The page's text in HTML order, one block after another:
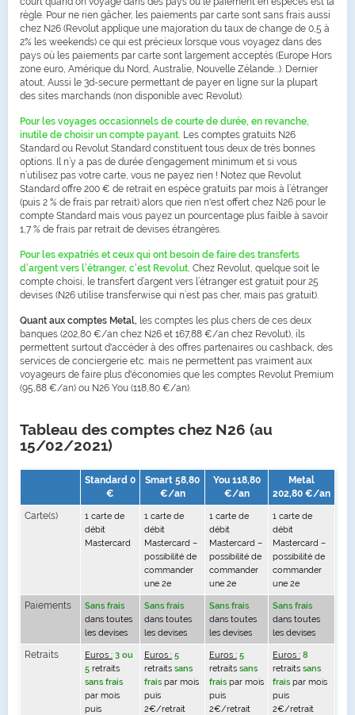
règle. Pour ne rien gâcher, les paiements par carte sont sans frais aussi
chez N26 (Revolut applique une majoration du taux de change de 0,5 à
2% les weekends) ce qui est précieux lorsque vous voyagez dans des
pays où les paiements par carte sont largement acceptés (Europe Hors
zone euro, Amérique du Nord, Australie, Nouvelle Zélande...). Dernier
atout, Aussi le 3d-secure permettant de payer en ligne sur la plupart
des sites marchands (non disponible avec Revolut).
Pour les voyages occasionnels de courte de durée, en revanche,
inutile de choisir un compte payant. Les comptes gratuits N26
Standard ou Revolut Standard constituent tous deux de très bonnes
options. Il n’y a pas de durée d’engagement minimum et si vous
n’utilisez pas votre carte, vous ne payez rien ! Notez que Revolut
Standard offre 200 € de retrait en espèce gratuits par mois à l’étranger
(puis 2 % de frais par retrait) alors que rien n'est offert chez N26 pour le
compte Standard mais vous payez un pourcentage plus faible à savoir
1,7 % de frais par retrait de devises étrangères.
Pour les expatriés et ceux qui ont besoin de faire des transferts
d’argent vers l’étranger, c'est Revolut. Chez Revolut, quelque soit le
compte choisi, le transfert d’argent vers l’étranger est gratuit pour 25
devises (N26 utilise transferwise qui n’est pas cher, mais pas gratuit).
Quant aux comptes Metal, les comptes les plus chers de ces deux
banques (202,80 €/an chez N26 et 167,88 €/an chez Revolut), ils
permettent surtout d'accéder à des offres partenaires ou cashback, des
services de conciergerie etc. mais ne permettent pas vraiment aux
voyageurs de faire plus d'économies que les comptes Revolut Premium
(95,88 €/an) ou N26 You (118,80 €/an).
Tableau des comptes chez N26 (au
15/02/2021)
Standard 0
€
Smart 58,80
€/an
You 118,80
€/an
Metal
202,80 €/an
Carte(s)
1 carte de
débit
Mastercard
1 carte de
débit
Mastercard –
possibilité de
commander
une 2e
1 carte de
débit
Mastercard –
possibilité de
commander
une 2e
1 carte de
débit
Mastercard –
possibilité de
commander
une 2e
Paiements
Sans frais
dans toutes
les devises
Sans frais
dans toutes
les devises
Sans frais
dans toutes
les devises
Sans frais
dans toutes
les devises
Retraits Euros : 3 ou
5 retraits
sans frais
par mois
puis
Euros : 5
retraits sans
frais par mois
puis
2€/retrait
Euros : 5
retraits sans
frais par mois
puis
2€/retrait
Euros : 8
retraits sans
frais par mois
puis
2€/retrait